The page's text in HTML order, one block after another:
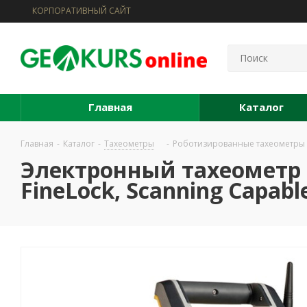
КОРПОРАТИВНЫЙ САЙТ
Главная Каталог
Главная - Каталог - Тахеометры - Роботизированные тахеометры
Электронный тахеометр
FineLock, Scanning